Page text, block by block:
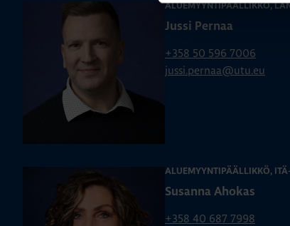
ALUEMYYNTIPÄÄLLIKKÖ,
Jussi Pernaa
+358 50 596 7006
jussi.pernaa@utu.eu
ALUEMYYNTIPÄÄLLIKKÖ,
Susanna Ahokas
+358 40 687 7998